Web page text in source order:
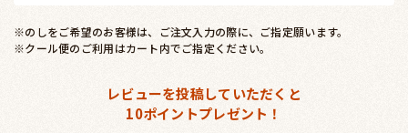
※のしをご希望のお客様は、ご注文入力の際に、ご指定願います。
※クール便のご利用はカート内でご指定ください。
レビューを投稿していただくと
10ポイントプレゼント！